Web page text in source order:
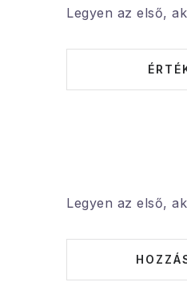
Legyen az első,
Legyen az első,